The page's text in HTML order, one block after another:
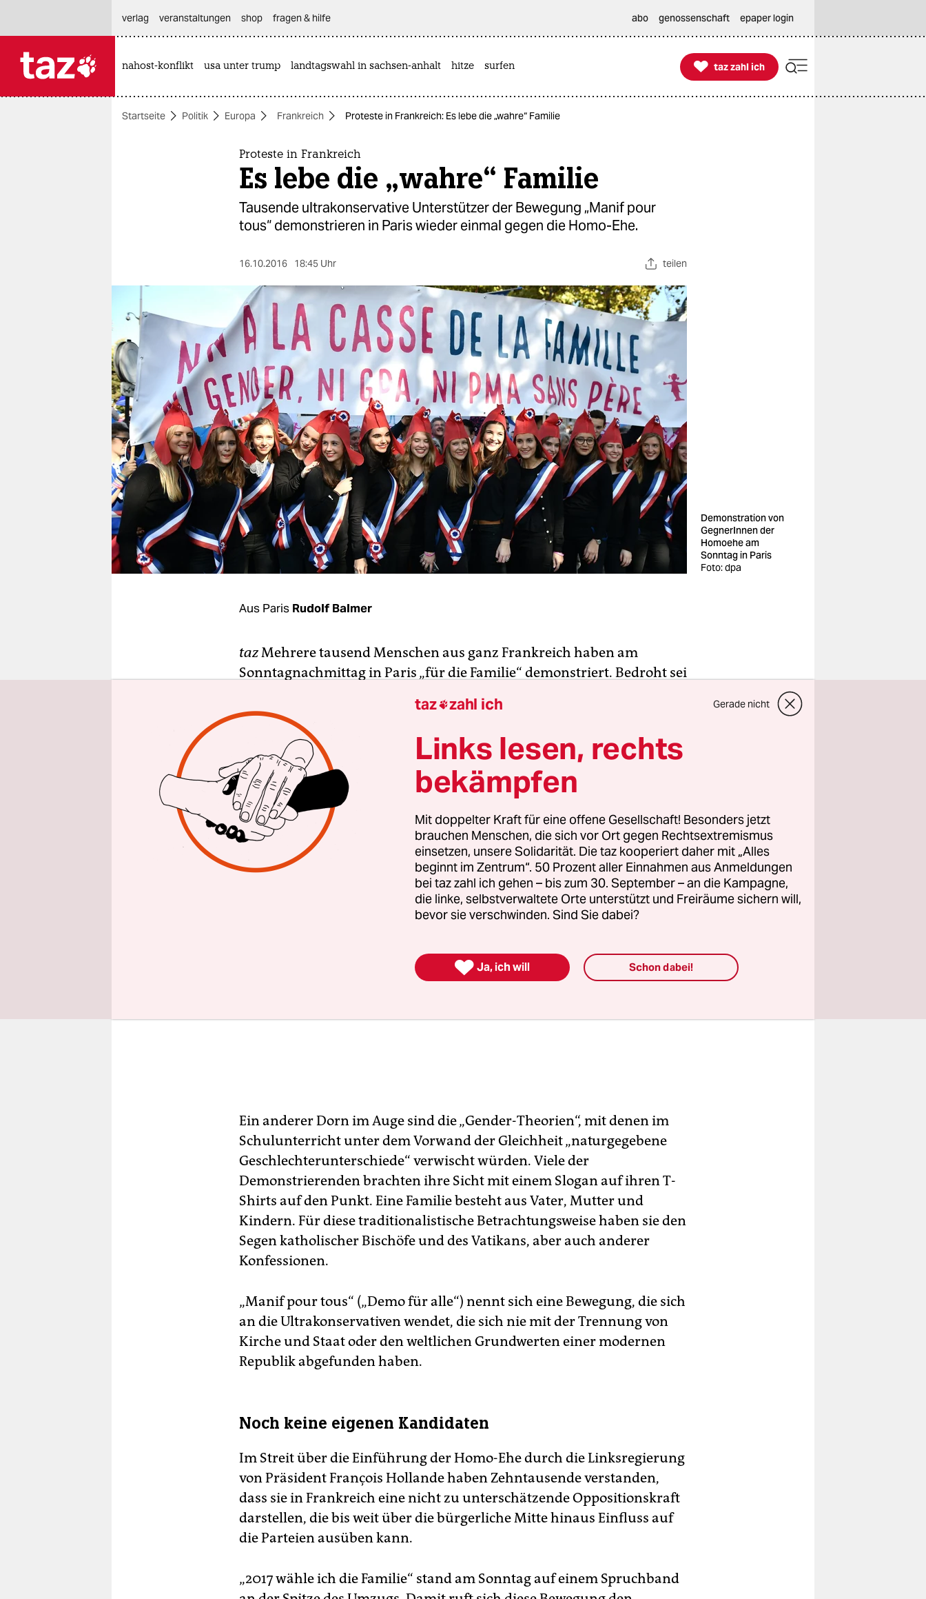
themen
berlin
nord
wahrheit
verlag
verlag
veranstaltungen
shop
fragen & hilfe
unterstützen
abo
verlag
veranstaltungen shop fragen & hilfe abo genossenschaft epaper login
nahost-konflikt usa unter trump landtagswahl in sachsen-anhalt hitze surfen 
taz zahl ich
taz zahl ich
Startseite Politik Europa Frankreich Proteste in Frankreich: Es lebe die „wahre“ Familie
Proteste in Frankreich
Es lebe die „wahre“ Familie
Tausende ultrakonservative Unterstützer der Bewegung „Manif pour
tous“ demonstrieren in Paris wieder einmal gegen die Homo-Ehe.
16.10.2016 18:45 Uhr teilen
Demonstration von
GegnerInnen der
Homoehe am
Sonntag in Paris
Foto: dpa
Aus Paris Rudolf Balmer
tazMehrere tausend Menschen aus ganz Frankreich haben am
Sonntagnachmittag in Paris „für die Familie“ demonstriert. Bedroht sei
2013 in Kraft getretene Legalisierung der Homo-Ehe.
Auf dieses Gesetz möchten die meisten Demonstranten
zurückkommen. Schon gar nicht wollen sie, dass gleichgeschlechtliche
Paare oder ledige Einzelpersonen Zugang zu medizinischen
Fortpflanzungstechniken bekommen oder die in Frankreich verbotene
Leihmutterschaft legalisiert wird.
Ein anderer Dorn im Auge sind die „Gender-Theorien“, mit denen im
Schulunterricht unter dem Vorwand der Gleichheit „naturgegebene
Geschlechterunterschiede“ verwischt würden. Viele der
Demonstrierenden brachten ihre Sicht mit einem Slogan auf ihren T-
Shirts auf den Punkt. Eine Familie besteht aus Vater, Mutter und
Kindern. Für diese traditionalistische Betrachtungsweise haben sie den
Segen katholischer Bischöfe und des Vatikans, aber auch anderer
Konfessionen.
„Manif pour tous“ („Demo für alle“) nennt sich eine Bewegung, die sich
an die Ultrakonservativen wendet, die sich nie mit der Trennung von
Kirche und Staat oder den weltlichen Grundwerten einer modernen
Republik abgefunden haben.
Noch keine eigenen Kandidaten
Im Streit über die Einführung der Homo-Ehe durch die Linksregierung
von Präsident François Hollande haben Zehntausende verstanden,
dass sie in Frankreich eine nicht zu unterschätzende Oppositionskraft
darstellen, die bis weit über die bürgerliche Mitte hinaus Einfluss auf
die Parteien ausüben kann.
„2017 wähle ich die Familie“ stand am Sonntag auf einem Spruchband
taz zahl ich Gerade nicht
Links lesen, rechts
bekämpfen
Mit doppelter Kraft für eine offene Gesellschaft! Besonders jetzt
brauchen Menschen, die sich vor Ort gegen Rechtsextremismus
einsetzen, unsere Solidarität. Die taz kooperiert daher mit „Alles
beginnt im Zentrum“. 50 Prozent aller Einnahmen aus Anmeldungen
bei taz zahl ich gehen – bis zum 30. September – an die Kampagne,
die linke, selbstverwaltete Orte unterstützt und Freiräume sichern will,
bevor sie verschwinden. Sind Sie dabei?
 Ja, ich will Schon dabei!